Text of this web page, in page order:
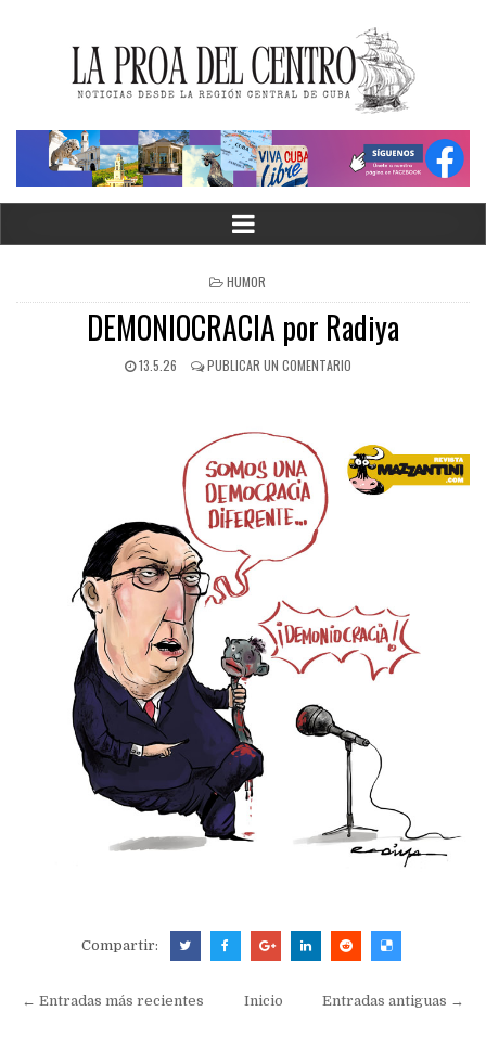
HUMOR
DEMONIOCRACIA por Radiya
13.5.26 PUBLICAR UN COMENTARIO
Compartir:
← Entradas más recientes Entradas antiguas →
Inicio